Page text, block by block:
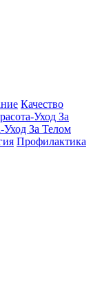
Качество
Уход За
Уход За Телом
Профилактика